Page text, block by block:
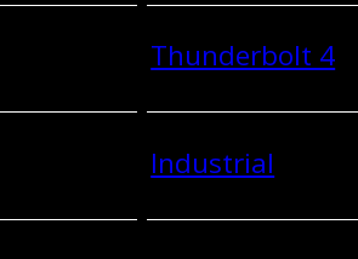
Thunderbolt 4
Industrial